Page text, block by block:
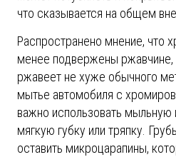
что сказывается на общем
Распространено мнение, что
менее подвержены ржавчине,
ржавеет не хуже обычного
мытье автомобиля с
важно использовать мыльную
мягкую губку или тряпку.
оставить микроцарапины,